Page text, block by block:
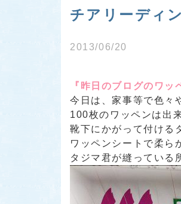
チアリーディ
2013/06/20
『昨日のブログのワッ
今日は、家事等で色々
100枚のワッペンは出
靴下にかがって付ける
ワッペンシートで柔ら
タジマ君が縫っている